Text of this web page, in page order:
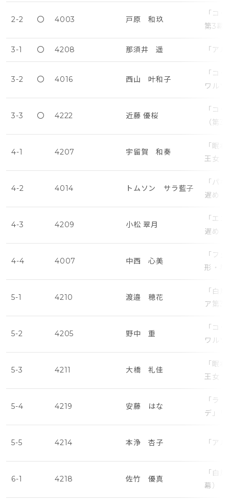
2-2 〇 4003 戸原 和玖
「コ
第3幕
3-1 〇 4208 那須井 遥 「ア
3-2 〇 4016 西山 叶和子
「コ
ワル
3-3 〇 4222 近藤 優桜
「コ
（第3
4-1 4207 宇留賀 和奏
「眠
王女・
4-2 4014 トムソン サラ藍子
「パ
遅め
4-3 4209 小松 翠月
「エ
遅め
4-4 4007 中西 心美
「フ
形・早
5-1 4210 渡邉 穂花
「白
ア第3
5-2 4205 野中 重
「コ
ワル
5-3 4211 大橋 礼佳
「眠
王女・
5-4 4219 安藤 はな
「ラ
デ」
5-5 4214 本浄 杏子 「ア
6-1 4218 佐竹 優真
「白
幕）・